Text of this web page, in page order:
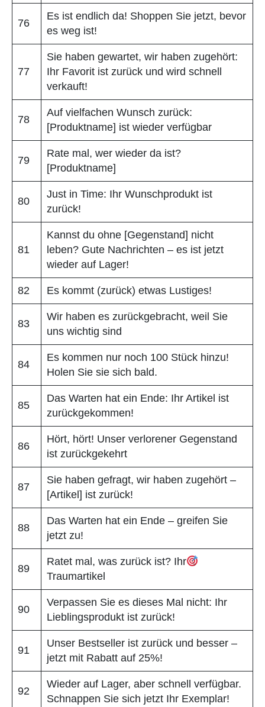
76
Es ist endlich da! Shoppen Sie jetzt, bevor
es weg ist!
77
Sie haben gewartet, wir haben zugehört:
Ihr Favorit ist zurück und wird schnell
verkauft!
78
Auf vielfachen Wunsch zurück:
[Produktname] ist wieder verfügbar
79
Rate mal, wer wieder da ist?
[Produktname]
80
Just in Time: Ihr Wunschprodukt ist
zurück!
81
Kannst du ohne [Gegenstand] nicht
leben? Gute Nachrichten – es ist jetzt
wieder auf Lager!
82 Es kommt (zurück) etwas Lustiges!
83
Wir haben es zurückgebracht, weil Sie
uns wichtig sind
84
Es kommen nur noch 100 Stück hinzu!
Holen Sie sie sich bald.
85
Das Warten hat ein Ende: Ihr Artikel ist
zurückgekommen!
86
Hört, hört! Unser verlorener Gegenstand
ist zurückgekehrt
87
Sie haben gefragt, wir haben zugehört –
[Artikel] ist zurück!
88
Das Warten hat ein Ende – greifen Sie
jetzt zu!
89
Ratet mal, was zurück ist? Ihr
Traumartikel
90
Verpassen Sie es dieses Mal nicht: Ihr
Lieblingsprodukt ist zurück!
91
Unser Bestseller ist zurück und besser –
jetzt mit Rabatt auf 25%!
92
Wieder auf Lager, aber schnell verfügbar.
Schnappen Sie sich jetzt Ihr Exemplar!